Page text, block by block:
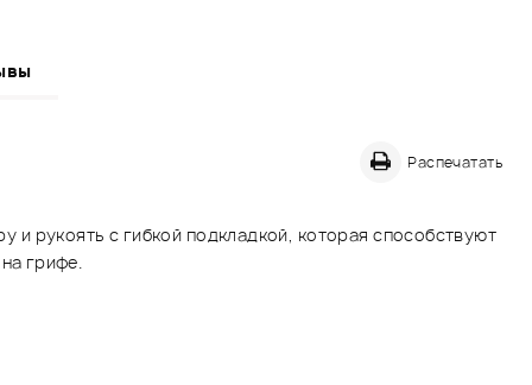
Распечатать
и рукоять с гибкой подкладкой, которая способствуют
грифе.